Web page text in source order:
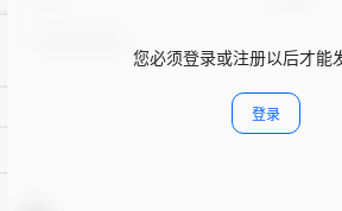
您必须登录或注册以后才能
登录